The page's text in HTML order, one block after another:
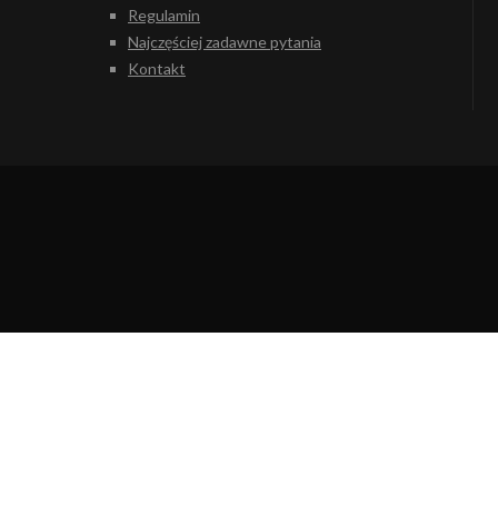
Regulamin
Najczęściej zadawne pytania
Kontakt